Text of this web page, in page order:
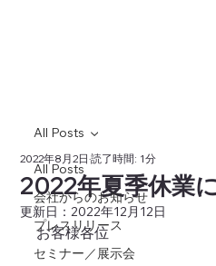
All Posts
会社からのお知らせ
プレスリリース
セミナー／展示会
All Posts
2022年夏季休業
2022年8月2日読了時間: 1分
更新日：2022年12月12日
お客様各位